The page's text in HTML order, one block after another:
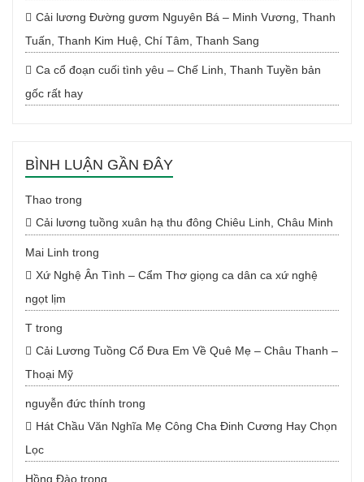
Cải lương Đường gươm Nguyên Bá – Minh Vương, Thanh
Tuấn, Thanh Kim Huệ, Chí Tâm, Thanh Sang
Ca cổ đoạn cuối tình yêu – Chế Linh, Thanh Tuyền bản
gốc rất hay
BÌNH LUẬN GẦN ĐÂY
Thao trong
Cải lương tuồng xuân hạ thu đông Chiêu Linh, Châu Minh
Mai Linh trong
Xứ Nghệ Ân Tình – Cẩm Thơ giọng ca dân ca xứ nghệ
ngọt lịm
T trong
Cải Lương Tuồng Cổ Đưa Em Về Quê Mẹ – Châu Thanh –
Thoại Mỹ
nguyễn đức thính trong
Hát Chầu Văn Nghĩa Mẹ Công Cha Đinh Cương Hay Chọn
Lọc
Hồng Đào trong